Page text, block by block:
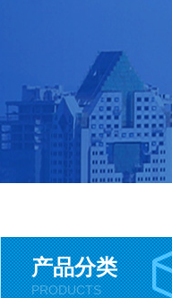
产品分类
PRODUCTS